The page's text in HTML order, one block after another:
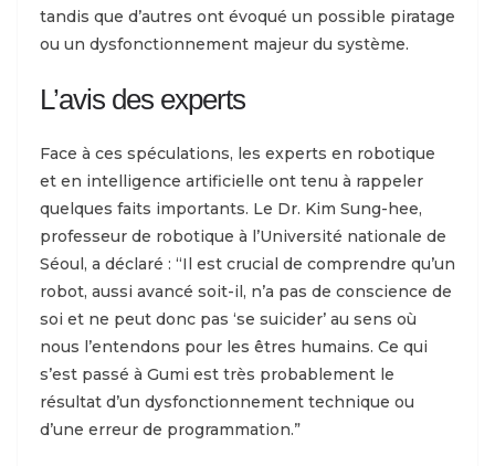
tandis que d’autres ont évoqué un possible piratage
ou un dysfonctionnement majeur du système.
L’avis des experts
Face à ces spéculations, les experts en robotique
et en intelligence artificielle ont tenu à rappeler
quelques faits importants. Le Dr. Kim Sung-hee,
professeur de robotique à l’Université nationale de
Séoul, a déclaré : “Il est crucial de comprendre qu’un
robot, aussi avancé soit-il, n’a pas de conscience de
soi et ne peut donc pas ‘se suicider’ au sens où
nous l’entendons pour les êtres humains. Ce qui
s’est passé à Gumi est très probablement le
résultat d’un dysfonctionnement technique ou
d’une erreur de programmation.”